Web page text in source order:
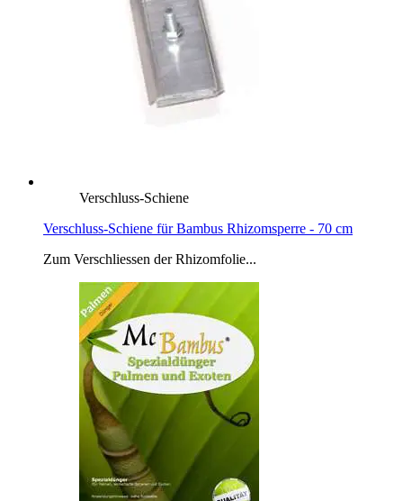
Verschluss-Schiene
Verschluss-Schiene für Bambus Rhizomsperre - 70 cm
Zum Verschliessen der Rhizomfolie...